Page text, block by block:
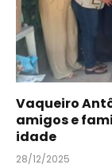
Vaqueiro
amigos e
idade
28/12/2025